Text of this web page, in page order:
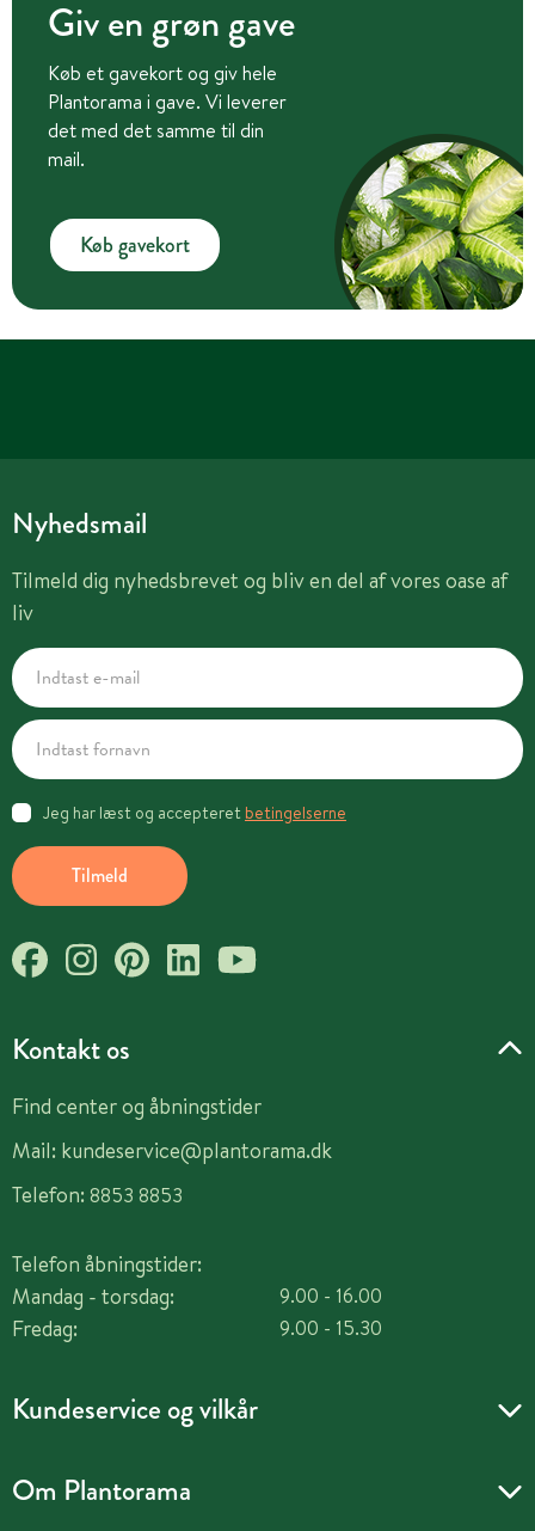
Giv en grøn gave
Køb et gavekort og giv hele
Plantorama i gave. Vi leverer
det med det samme til din
mail.
Køb gavekort
Kontakt os
Find center og åbningstider
Mail: kundeservice@plantorama.dk
Telefon: 8853 8853
Telefon åbningstider:
Mandag - torsdag:
Fredag:
9.00 - 16.00
9.00 - 15.30
Kundeservice og vilkår
Om Plantorama
Nyhedsmail
Tilmeld dig nyhedsbrevet og bliv en del af vores oase af
liv
Tilmeld
Jeg har læst og accepteret betingelserne